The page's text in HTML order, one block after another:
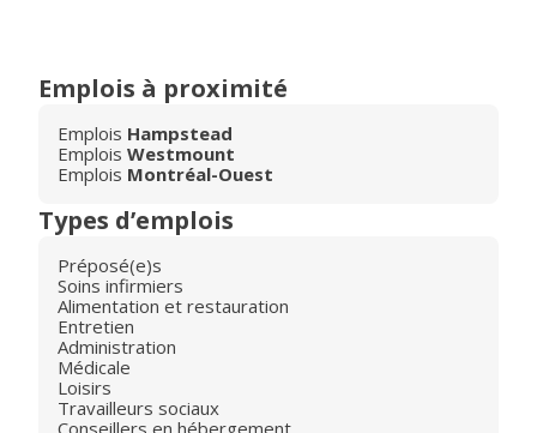
Emplois à proximité
Emplois Hampstead
Emplois Westmount
Emplois Montréal-Ouest
Types d’emplois
Préposé(e)s
Soins infirmiers
Alimentation et restauration
Entretien
Administration
Médicale
Loisirs
Travailleurs sociaux
Conseillers en hébergement